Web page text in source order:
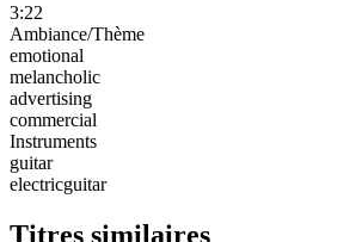
3:22
Ambiance/Thème
emotional
melancholic
advertising
commercial
Instruments
guitar
electricguitar
Titres similaires